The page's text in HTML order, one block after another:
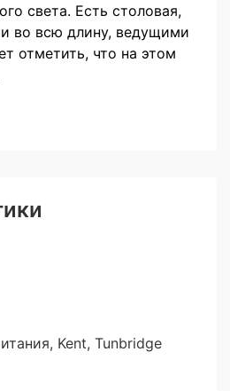
света. Есть столовая,
во всю длину, ведущими
отметить, что на этом
Kent, Tunbridge